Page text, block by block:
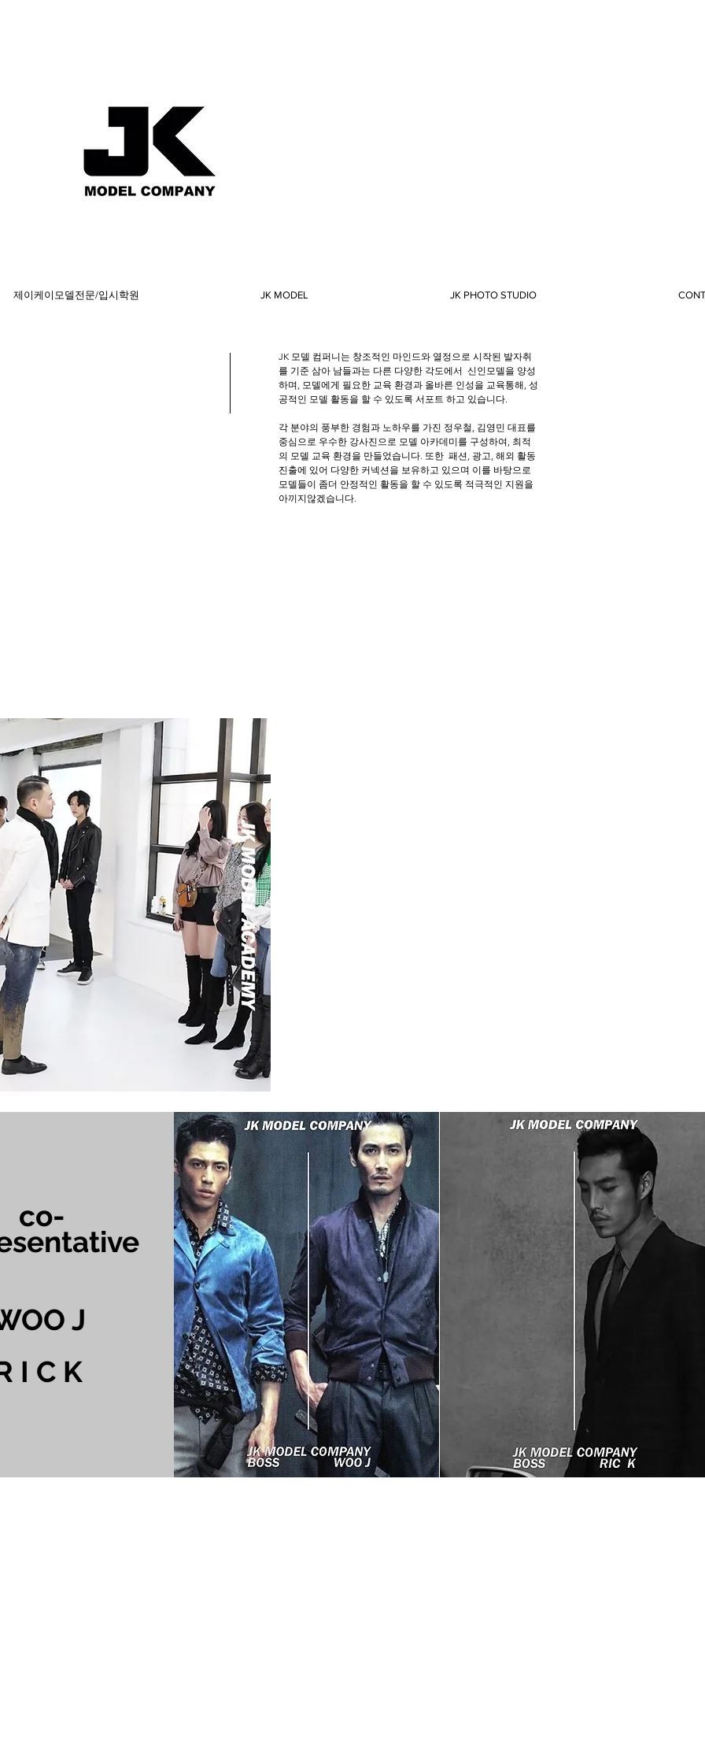
제이케이모델전문/입시학원 JK MODEL JK PHOTO STUDIO
JK 모델 컴퍼니는 창조적인 마인드와 열정으로 시작된 발자취
를 기준 삼아 남들과는 다른 다양한 각도에서 신인모델을 양성
하며, 모델에게 필요한 교육 환경과 올바른 인성을 교육통해, 성
공적인 모델 활동을 할 수 있도록 서포트 하고 있습니다.
각 분야의 풍부한 경험과 노하우를 가진 정우철, 김영민 대표를
중심으로 우수한 강사진으로 모델 아카데미를 구성하여, 최적
의 모델 교육 환경을 만들었습니다. 또한 패션, 광고, 해외 활동
진출에 있어 다양한 커넥션을 보유하고 있으며 이를 바탕으로
모델들이 좀더 안정적인 활동을 할 수 있도록 적극적인 지원을
아끼지않겠습니다.
co-
J
I C K